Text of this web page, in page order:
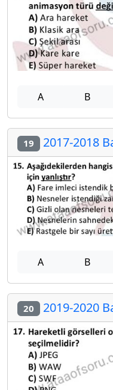
A B
19 2017-2018
A B
20 2019-2020